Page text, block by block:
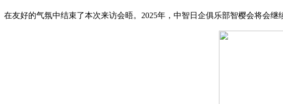
在友好的气氛中结束了本次来访会晤。2025年，中智日企俱乐部智樱会将会